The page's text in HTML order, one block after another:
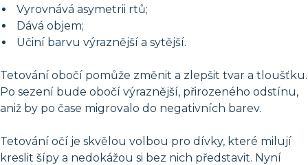
Vyrovnává asymetrii rtů;
Dává objem;
Učiní barvu výraznější a sytější.
Tetování obočí pomůže změnit a zlepšit tvar a tloušťku.
Po sezení bude obočí výraznější, přirozeného odstínu,
aniž by po čase migrovalo do negativních barev.
Tetování očí je skvělou volbou pro dívky, které milují
kreslit šípy a nedokážou si bez nich představit. Nyní